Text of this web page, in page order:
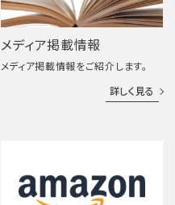
メディア掲載情報
メディア掲載情報をご紹介します。
詳しく見る